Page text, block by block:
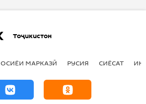
Тоҷикистон
ОСИЁИ МАРКАЗӢ РУСИЯ СИЁСАТ